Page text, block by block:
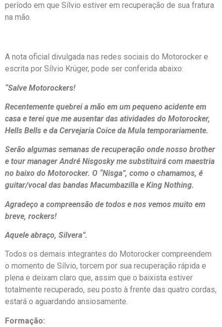
período em que Sílvio estiver em recuperação de sua fratura
na mão.
A nota oficial divulgada nas redes sociais do Motorocker e
escrita por Sílvio Krüger, pode ser conferida abaixo:
“Salve Motorockers!
Recentemente quebrei a mão em um pequeno acidente em
casa e terei que me ausentar das atividades do Motorocker,
Hells Bells e da Cervejaria Coice da Mula temporariamente.
Serão algumas semanas de recuperação onde nosso brother
e tour manager André Nisgosky me substituirá com maestria
no baixo do Motorocker. O “Nisga”, como o chamamos, é
guitar/vocal das bandas Macumbazilla e King Nothing.
Agradeço a compreensão de todos e nos vemos muito em
breve, rockers!
Aquele abraço, Silvera”.
Todos os demais integrantes do Motorocker compreendem
o momento de Sílvio, torcem por sua recuperação rápida e
plena e deixam claro que, assim que o baixista estiver
totalmente recuperado, seu posto à frente das quatro cordas,
estará o aguardando ansiosamente.
Formação: